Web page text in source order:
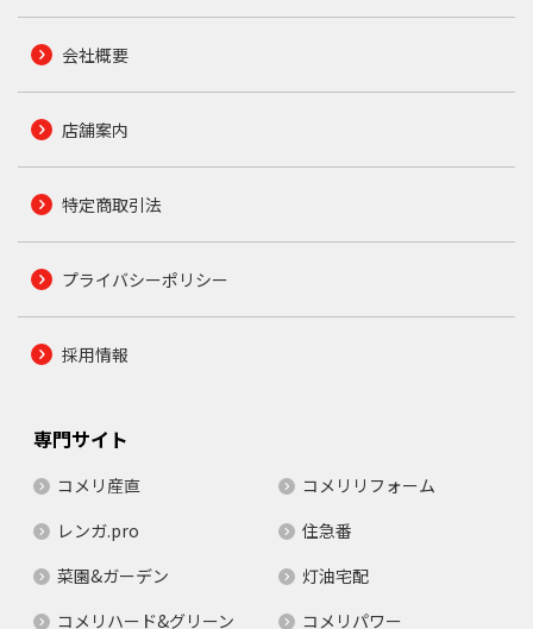
会社概要
店舗案内
特定商取引法
プライバシーポリシー
採用情報
専門サイト
コメリ産直
コメリリフォーム
レンガ.pro
住急番
菜園&ガーデン
灯油宅配
コメリハード&グリーン
コメリパワー